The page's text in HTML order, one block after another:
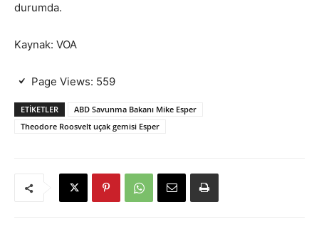
durumda.
Kaynak: VOA
Page Views: 559
ETIKETLER
ABD Savunma Bakanı Mike Esper
Theodore Roosvelt uçak gemisi Esper